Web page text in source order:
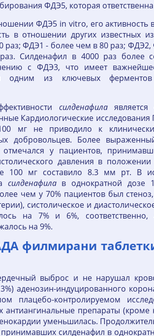
ФДЭ5, которая
ФДЭ5 in vitro, его активность
в отношении других известных
раз; ФДЭ1 - более чем в 80 раз;
Силденафил в 4000 раз более
с ФДЭ3, что имеет
одним из ключевых ферментов
силденафилаявляется
Кардиологические
мг не приводило к
добровольцев. Более
у пациентов,
давления в
100 мг составило 8.3 мм рт. В
силденафилав однократной дозе
чем у 70% пациентов был
систолическое и
на 7% и 6%, соответственно,
на 9%.
филмирани
выброс и не нарушал
аденозин-индуцированного
плацебо-контролируемом
препараты
уменьшилась.
принимавших силденафил в